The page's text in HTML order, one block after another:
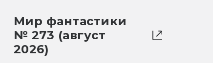
Мир фантастики
№ 273 (август
2026)